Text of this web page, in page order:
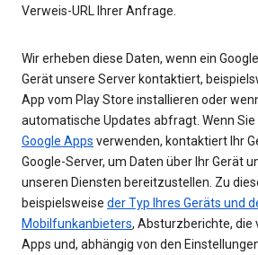
Verweis-URL Ihrer Anfrage.
Wir erheben diese Daten, wenn ein
Gerät unsere Server kontaktiert,
App vom Play Store installieren oder
automatische Updates abfragt. Wenn Sie
Google Apps verwenden, kontaktiert Ihr
Google-Server, um Daten über Ihr Gerät
unseren Diensten bereitzustellen. Zu
beispielsweise der Typ Ihres Geräts und
Mobilfunkanbieters, Absturzberichte, die
Apps und, abhängig von den